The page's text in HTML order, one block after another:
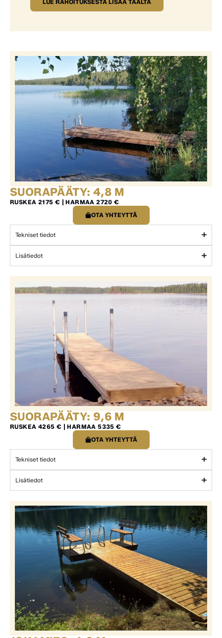
LUE RAHOITUKSESTA LISÄÄ TÄÄLTÄ
SUORAPÄÄTY: 4,8 M
RUSKEA 2175 € | HARMAA 2720 €
OTA YHTEYTTÄ
Tekniset tiedot
Lisätiedot
SUORAPÄÄTY: 9,6 M
RUSKEA 4265 € | HARMAA 5335 €
OTA YHTEYTTÄ
Tekniset tiedot
Lisätiedot